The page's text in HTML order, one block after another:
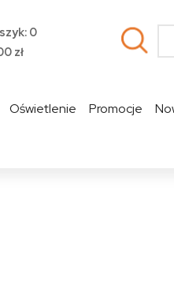
0
zł
Oświetlenie Promocje